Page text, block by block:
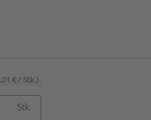
€ / Stk.)
Stk.